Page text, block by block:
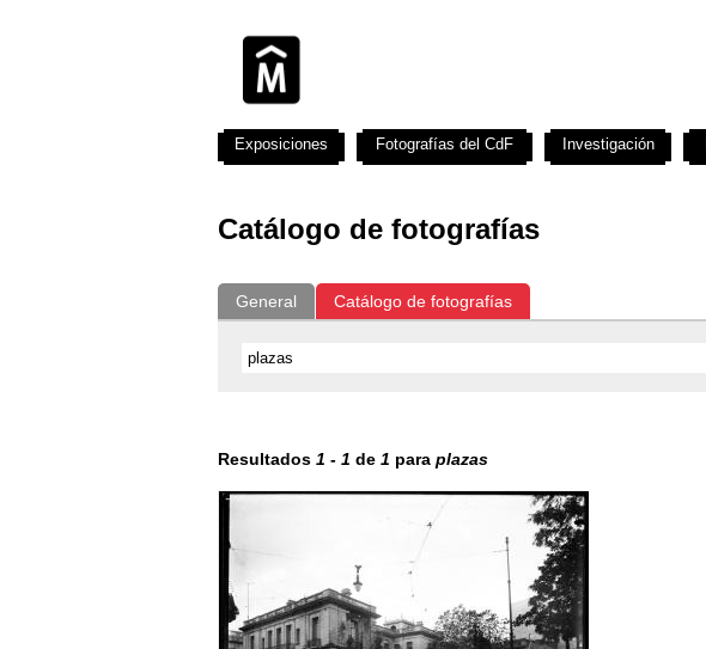
Catálogo de fotografías
General Catálogo de fotografías
Resultados 1 - 1 de 1 para plazas
Exposiciones Fotografías del CdF Investigación